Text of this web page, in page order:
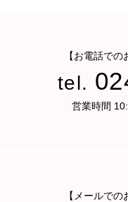
【お電話で
tel.
営業時間
【メールで